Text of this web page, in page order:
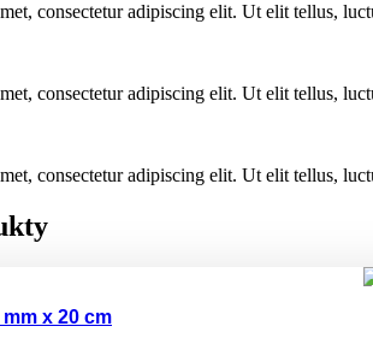
consectetur adipiscing elit. Ut elit tellus,
consectetur adipiscing elit. Ut elit tellus,
consectetur adipiscing elit. Ut elit tellus,
x 20 cm